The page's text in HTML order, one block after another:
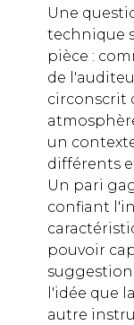
Une
technique
pièce :
de
circonscrit
un
différents
Un pari
confiant
pouvoir
l'idée que
autre